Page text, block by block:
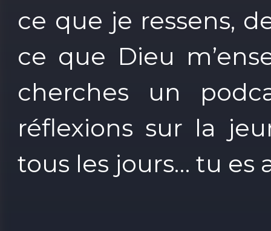
ce que je ressens,
ce que Dieu
cherches un
réflexions sur la
tous les jours… tu es